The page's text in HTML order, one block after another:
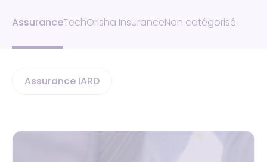
AssuranceTechOrisha InsuranceNon catégorisé
Assurance IARD